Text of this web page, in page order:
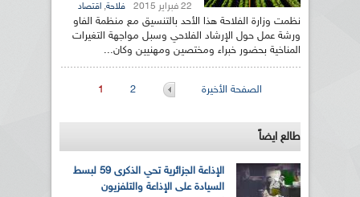
22 فبراير 2015 فلاحة, اقتصاد
نظمت وزارة الفلاحة هذا الأحد بالتنسيق مع منظمة الفاو
ورشة عمل حول الإرشاد الفلاحي وسبل مواجهة التغيرات
المناخية بحضور خبراء ومختصين ومهنيين وكان...
الصفحات 1 2 الصفحة الأخيرة
طالع ايضاً
الإذاعة الجزائرية تحي الذكرى 59 لبسط
السيادة على الإذاعة والتلفزيون